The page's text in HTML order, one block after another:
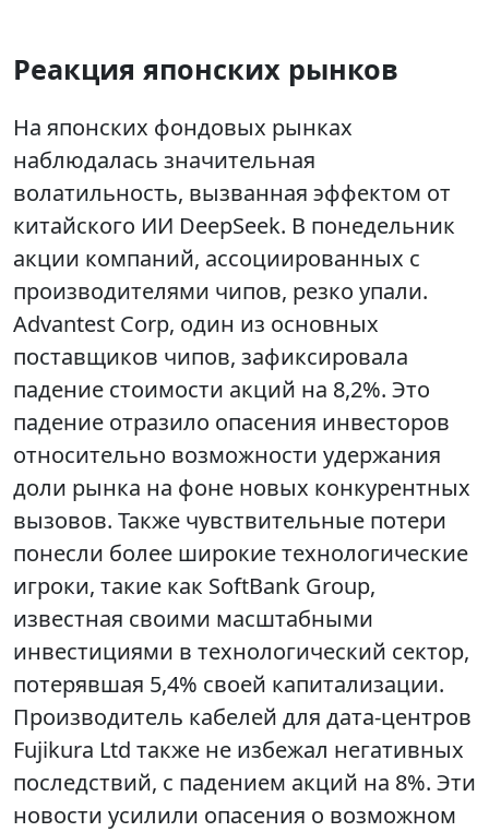
Реакция японских рынков
На японских фондовых рынках
наблюдалась значительная
волатильность, вызванная эффектом от
китайского ИИ DeepSeek. В понедельник
акции компаний, ассоциированных с
производителями чипов, резко упали.
Advantest Corp, один из основных
поставщиков чипов, зафиксировала
падение стоимости акций на 8,2%. Это
падение отразило опасения инвесторов
относительно возможности удержания
доли рынка на фоне новых конкурентных
вызовов. Также чувствительные потери
понесли более широкие технологические
игроки, такие как SoftBank Group,
известная своими масштабными
инвестициями в технологический сектор,
потерявшая 5,4% своей капитализации.
Производитель кабелей для дата-центров
Fujikura Ltd также не избежал негативных
последствий, с падением акций на 8%. Эти
новости усилили опасения о возможном